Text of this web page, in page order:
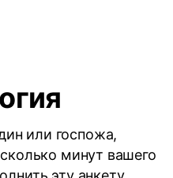
или госпожа,
минут вашего